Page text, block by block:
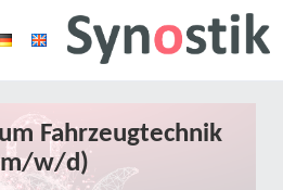
Fahrzeugtechnik
w/d)